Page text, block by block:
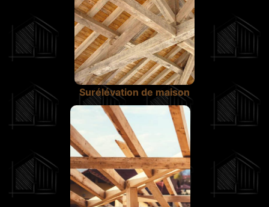
Surélévation de maison